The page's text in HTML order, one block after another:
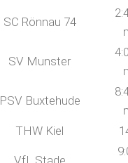
SC Rönnau 74
SV Munster
PSV Buxtehude
THW Kiel
VfL Stade